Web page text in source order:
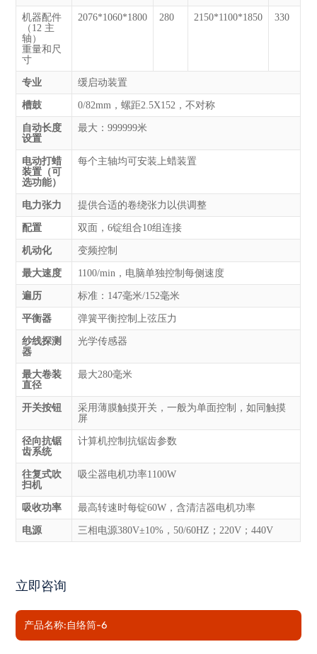
机器配件
（12 主
轴）
重量和尺
寸
2076*1060*1800 280 2150*1100*1850 330
专业 缓启动装置
槽鼓 0/82mm，螺距2.5X152，不对称
自动长度
设置
最大：999999米
电动打蜡
装置（可
选功能）
每个主轴均可安装上蜡装置
电力张力 提供合适的卷绕张力以供调整
配置 双面，6锭组合10组连接
机动化 变频控制
最大速度 1100/min，电脑单独控制每侧速度
遍历 标准：147毫米/152毫米
平衡器 弹簧平衡控制上弦压力
纱线探测
器
光学传感器
最大卷装
直径
最大280毫米
开关按钮
采用薄膜触摸开关，一般为单面控制，如同触摸
屏
径向抗锯
齿系统
计算机控制抗锯齿参数
往复式吹
扫机
吸尘器电机功率1100W
吸收功率 最高转速时每锭60W，含清洁器电机功率
电源 三相电源380V±10%，50/60HZ；220V；440V
立即咨询